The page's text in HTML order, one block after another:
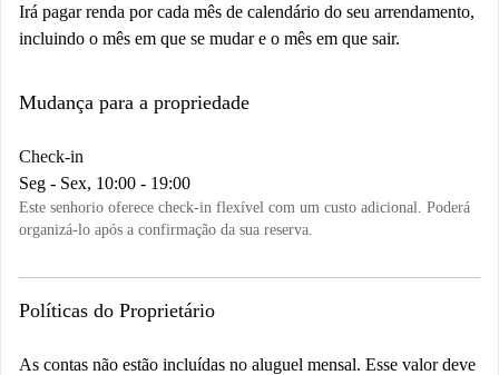
Irá pagar renda por cada mês de calendário do seu arrendamento,
incluindo o mês em que se mudar e o mês em que sair.
Mudança para a propriedade
Check-in
Seg - Sex, 10:00 - 19:00
Este senhorio oferece check-in flexível com um custo adicional. Poderá
organizá-lo após a confirmação da sua reserva.
Políticas do Proprietário
As contas não estão incluídas no aluguel mensal. Esse valor deve